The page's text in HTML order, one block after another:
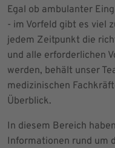
Egal ob ambulanter
- im Vorfeld gibt es viel
jedem Zeitpunkt die
und alle erforderlichen
werden, behält unser
medizinischen
Überblick.
In diesem Bereich
Informationen rund um